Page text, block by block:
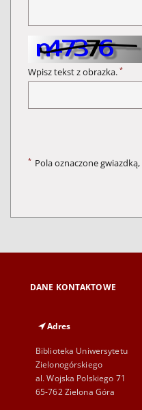
Wpisz tekst z obrazka. *
* Pola oznaczone
DANE KONTAKTOWE
Adres
Biblioteka Uniwersytetu
Zielonogórskiego
al. Wojska Polskiego 71
65-762 Zielona Góra